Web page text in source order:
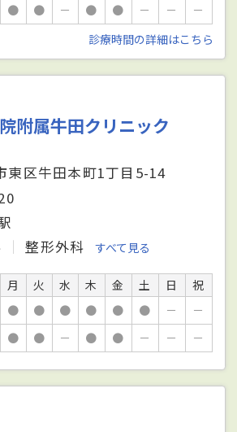
● ● － ● ● － －
－
診療時間の詳細はこちら
附属牛田クリニック
東区牛田本町1丁目5-14
整形外科 すべて見る
月 火 水 木 金 土 日
祝
● ● ● ● ● ● －
－
● ● － ● ● － － －